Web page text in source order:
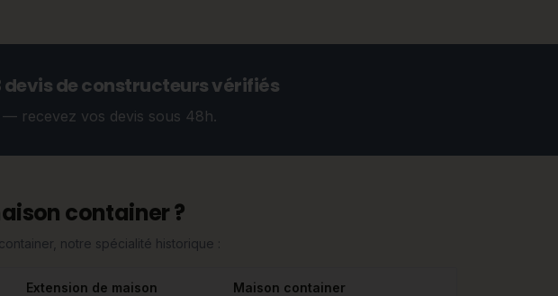
de constructeurs vérifiés
— recevez vos devis sous 48h.
container ?
notre spécialité historique :
Extension de maison Maison container